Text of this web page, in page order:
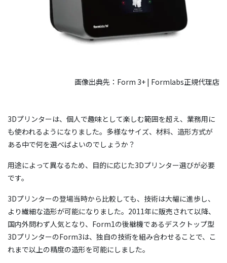
画像出典先：Form 3+ | Formlabs正規代理店
3Dプリンターは、個人で趣味として楽しむ範囲を超え、業務用に
も使われるようになりました。多様なサイズ、材料、造形方式が
ある中で何を選べばよいのでしょうか？
用途によって異なるため、目的に応じた3Dプリンター選びが必要
です。
3Dプリンターの登場当時から比較しても、技術は大幅に進歩し、
より繊細な造形が可能になりました。2011年に販売されて以降、
国内外問わず人気となり、Form1の後継機であるデスクトップ型
3DプリンターのForm3は、独自の技術を組み合わせることで、こ
れまで以上の精度の造形を可能にしました。